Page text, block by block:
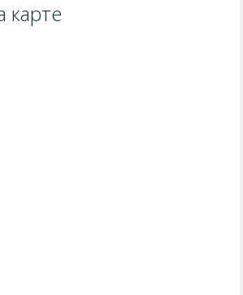
карте